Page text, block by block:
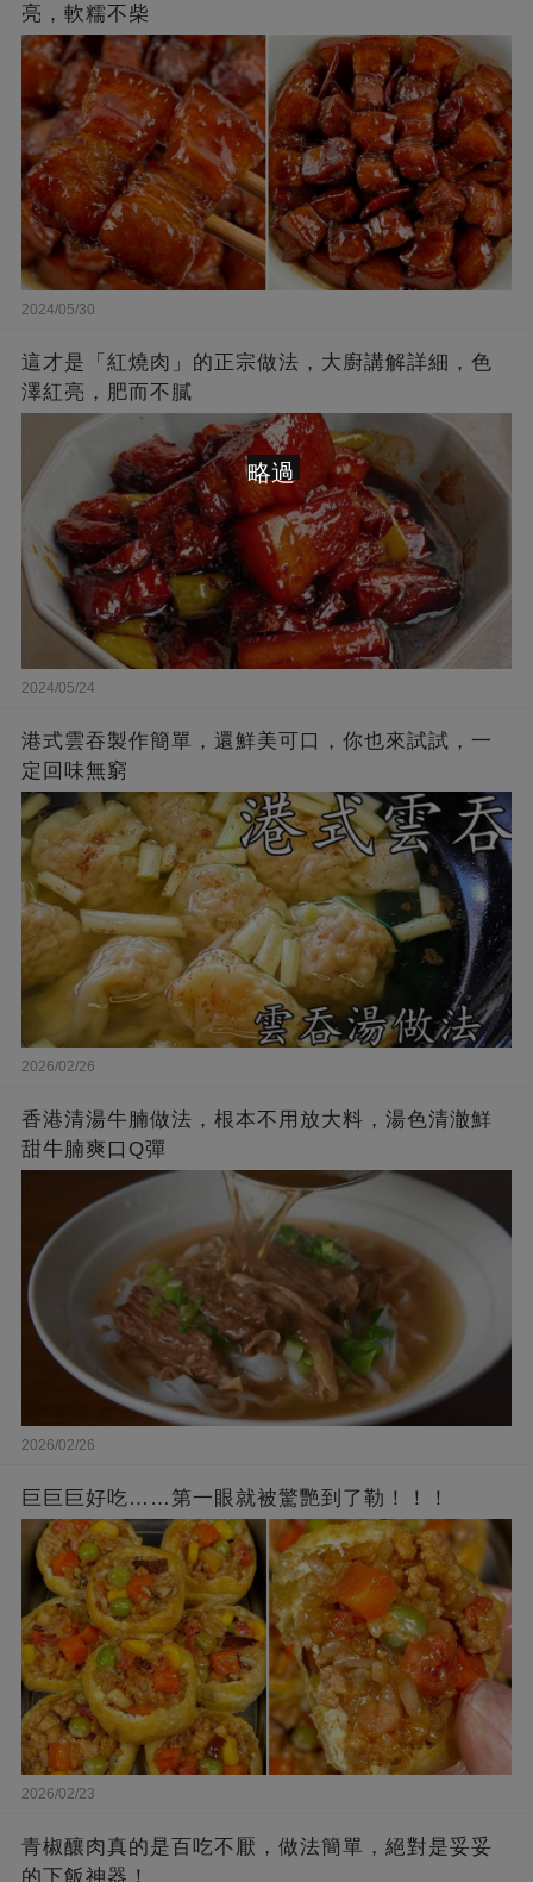
亮，軟糯不柴
2024/05/30
這才是「紅燒肉」的正宗做法，大廚講解詳細，色
澤紅亮，肥而不膩
2024/05/24
港式雲吞製作簡單，還鮮美可口，你也來試試，一
定回味無窮
2026/02/26
香港清湯牛腩做法，根本不用放大料，湯色清澈鮮
甜牛腩爽口Q彈
2026/02/26
巨巨巨好吃……第一眼就被驚艷到了勒！！！
2026/02/23
青椒釀肉真的是百吃不厭，做法簡單，絕對是妥妥
的下飯神器！
略過